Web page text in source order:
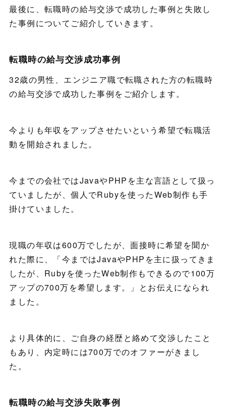
最後に、転職時の給与交渉で成功した事例と失敗し
た事例についてご紹介していきます。
転職時の給与交渉成功事例
32歳の男性、エンジニア職で転職された方の転職時
の給与交渉で成功した事例をご紹介します。
今よりも年収をアップさせたいという希望で転職活
動を開始されました。
今までの会社ではJavaやPHPを主な言語として扱っ
ていましたが、個人でRubyを使ったWeb制作も手
掛けていました。
現職の年収は600万でしたが、面接時に希望を聞か
れた際に、「今まではJavaやPHPを主に扱ってきま
したが、Rubyを使ったWeb制作もできるので100万
アップの700万を希望します。」とお伝えになられ
ました。
より具体的に、ご自身の経歴と絡めて交渉したこと
もあり、内定時には700万でのオファーがきまし
た。
転職時の給与交渉失敗事例